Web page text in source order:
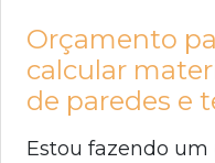
Orçamento
calcular
de paredes e
Estou fazendo